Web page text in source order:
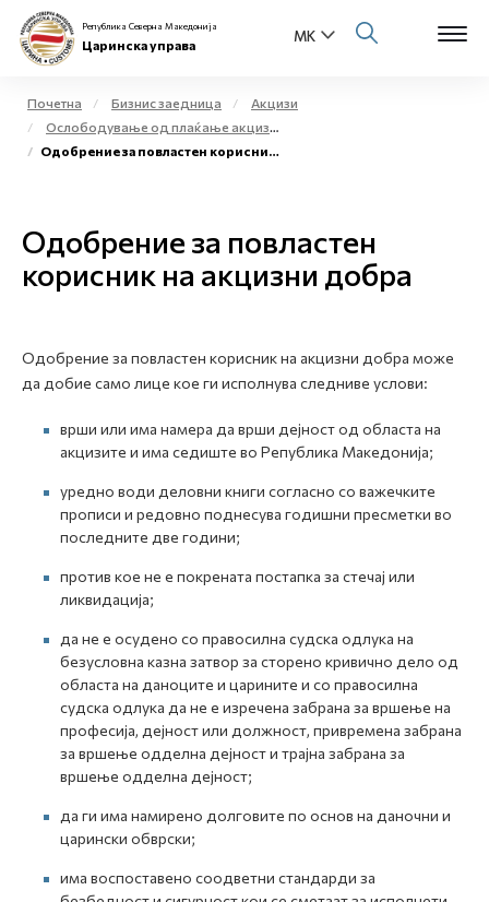
За нас
Бизнис заедница
Open
Медиа центар
Контакт
Е-Весник
Република Северна Македонија
Царинска управа
Почетна Бизнис заедница
Акцизи
Ослободување од плаќање акциза и повластено користење на акцизни добра
Одобрение за повластен корисник на акцизни добра
Одобрение за повластен
корисник на акцизни добра
Одобрение за повластен корисник на акцизни добра може
да добие само лице кое ги исполнува следниве услови:
врши или има намера да врши дејност од областа на
акцизите и има седиште во Република Македонија;
уредно води деловни книги согласно со важечките
прописи и редовно поднесува годишни пресметки во
последните две години;
против кое не е покрената постапка за стечај или
ликвидација;
да не е осудено со правосилна судска одлука на
безусловна казна затвор за сторено кривично дело од
областа на даноците и царините и со правосилна
судска одлука да не е изречена забрана за вршење на
професија, дејност или должност, привремена забрана
за вршење одделна дејност и трајна забрана за
вршење одделна дејност;
да ги има намирено долговите по основ на даночни и
царински обврски;
има воспоставено соодветни стандарди за